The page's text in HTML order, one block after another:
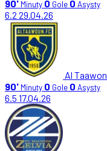
90' Minuty 0 Gole 0 Asysty
6.2 29.04.26
Al Taawon
90' Minuty 0 Gole 0 Asysty
6.5 17.04.26